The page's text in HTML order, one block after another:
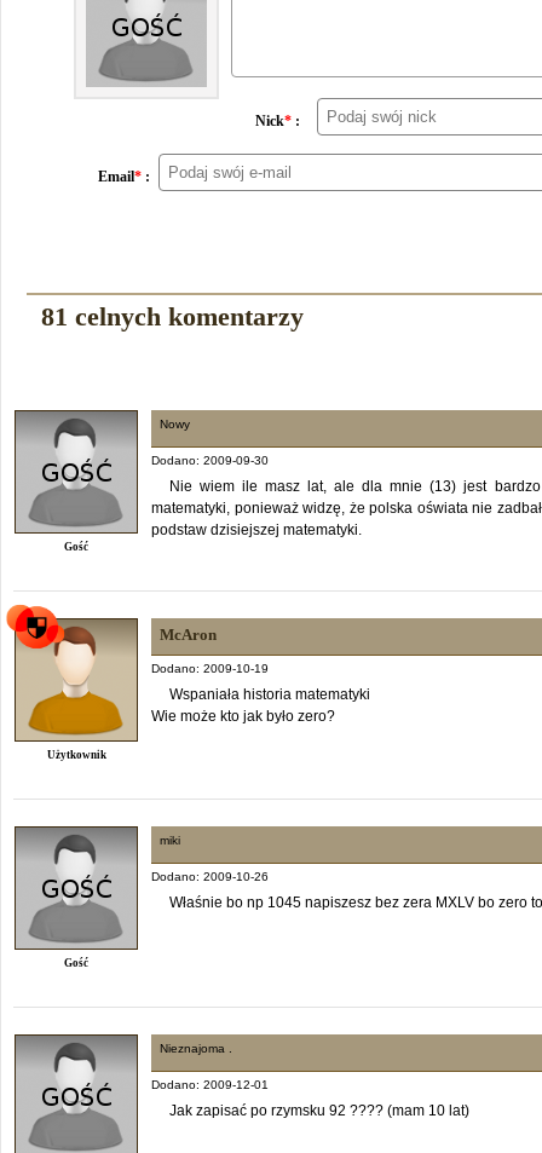
Nick* :
Email* :
81 celnych komentarzy
Gość
Nowy
Dodano: 2009-09-30
Nie wiem ile masz lat, ale dla mnie (13) jest
matematyki, ponieważ widzę, że polska oświata nie
podstaw dzisiejszej matematyki.
Użytkownik
McAron
Dodano: 2009-10-19
Wspaniała historia matematyki
Wie może kto jak było zero?
Gość
miki
Dodano: 2009-10-26
Właśnie bo np 1045 napiszesz bez zera MXLV bo zero
Nieznajoma .
Dodano: 2009-12-01
Jak zapisać po rzymsku 92 ???? (mam 10 lat)